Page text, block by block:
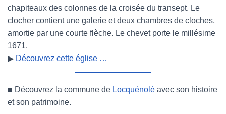
chapiteaux des colonnes de la croisée du transept. Le
clocher contient une galerie et deux chambres de cloches,
amortie par une courte flèche. Le chevet porte le millésime
1671.
▶ Découvrez cette église …
■ Découvrez la commune de Locquénolé avec son histoire
et son patrimoine.